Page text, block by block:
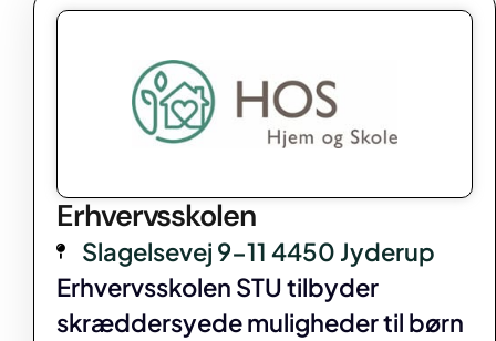
Erhvervsskolen
Slagelsevej 9-11 4450 Jyderup
Erhvervsskolen STU tilbyder
skræddersyede muligheder til børn